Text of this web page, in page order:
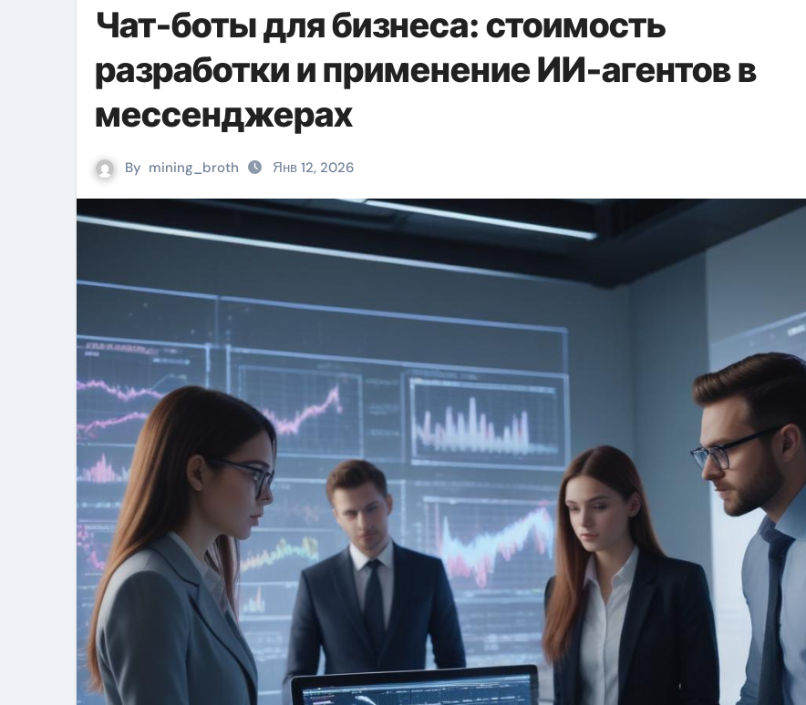
Чат-боты для бизнеса: стоимость
разработки и применение ИИ-агентов в
мессенджерах
By mining_broth Янв 12, 2026